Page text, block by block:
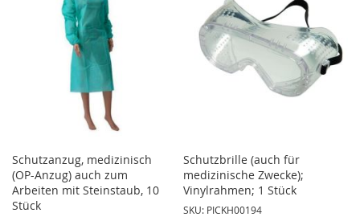
Schutzanzug, medizinisch
(OP-Anzug) auch zum
Arbeiten mit Steinstaub, 10
Stück
Schutzbrille (auch für
medizinische Zwecke);
Vinylrahmen; 1 Stück
SKU: PICKH00194